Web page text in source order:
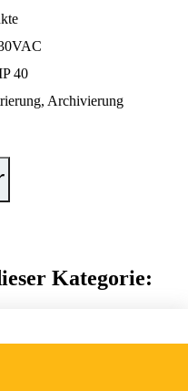
40
Archivierung
Kategorie: